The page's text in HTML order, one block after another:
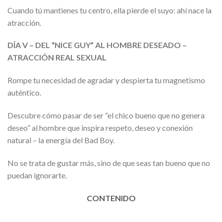
Cuando tú mantienes tu centro, ella pierde el suyo: ahí nace la
atracción.
DÍA V – DEL “NICE GUY” AL HOMBRE DESEADO –
ATRACCIÓN REAL SEXUAL
Rompe tu necesidad de agradar y despierta tu magnetismo
auténtico.
Descubre cómo pasar de ser “el chico bueno que no genera
deseo” al hombre que inspira respeto, deseo y conexión
natural – la energía del Bad Boy.
No se trata de gustar más, sino de que seas tan bueno que no
puedan ignorarte.
CONTENIDO